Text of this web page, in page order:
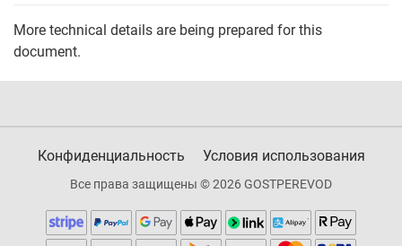
More technical details are being prepared for this
document.
Конфиденциальность Условия использования
Все права защищены © 2026 GOSTPEREVOD